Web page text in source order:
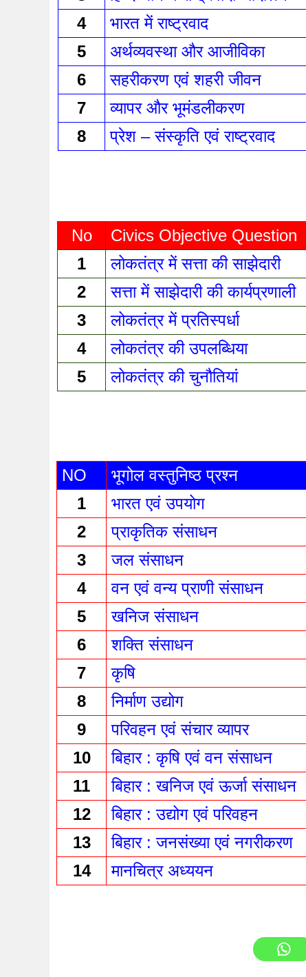
4
भारत में राष्ट्रवाद
5
अर्थव्यवस्था और आजीविका
6
सहरीकरण एवं शहरी जीवन
7
व्यापर और भूमंडलीकरण
8
प्रेश – संस्कृति एवं राष्ट्रवाद
No
Civics Objective Question
1
लोकतंत्र में सत्ता की साझेदारी
2
सत्ता में साझेदारी की कार्यप्रणाली
3
लोकतंत्र में प्रतिस्पर्धा
4
लोकतंत्र की उपलब्धिया
5
लोकतंत्र की चुनौतियां
NO
भूगोल वस्तुनिष्ठ प्रश्न
1
भारत एवं उपयोग
2
प्राकृतिक संसाधन
3
जल संसाधन
4
वन एवं वन्य प्राणी संसाधन
5
खनिज संसाधन
6
शक्ति संसाधन
7
कृषि
8
निर्माण उद्योग
9
परिवहन एवं संचार व्यापर
10
बिहार : कृषि एवं वन संसाधन
11
बिहार : खनिज एवं ऊर्जा संसाधन
12
बिहार : उद्योग एवं परिवहन
13
बिहार : जनसंख्या एवं नगरीकरण
14
मानचित्र अध्ययन